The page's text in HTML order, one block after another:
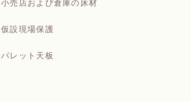
小売店および倉庫の床材
仮設現場保護
パレット天板